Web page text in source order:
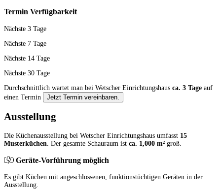
Termin Verfügbarkeit
Nächste 3 Tage
Nächste 7 Tage
Nächste 14 Tage
Nächste 30 Tage
Durchschnittlich wartet man bei Wetscher Einrichtungshaus ca. 3 Tage auf
einen Termin
Jetzt Termin vereinbaren.
Ausstellung
Die Küchenausstellung bei Wetscher Einrichtungshaus umfasst 15
Musterküchen . Der gesamte Schauraum ist ca. 1,000 m² groß.
Geräte-Vorführung möglich
Es gibt Küchen mit angeschlossenen, funktionstüchtigen Geräten in der
Ausstellung.